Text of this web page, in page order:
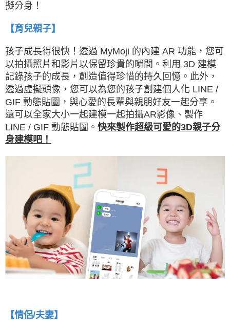
擬分身！
【育兒親子】
孩子成長得很快！透過 MyMoji 的內建 AR 功能，您可
以拍攝照片和影片以保留珍貴的瞬間。利用 3D 建模
記錄孩子的成長，創造值得珍惜的持久回憶。此外，
透過虛擬頭像，您可以為您的孩子創建個人化 LINE /
GIF 動態貼圖，與心愛的長輩與親朋好友一起分享。
還可以全家大小一起建模一起拍攝AR影像、製作
LINE / GIF 動態貼圖。 快來製作超級可愛的3D親子分
身建模吧！
【情侶/夫妻】